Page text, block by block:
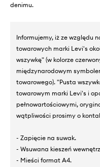
denimu.
Informujemy, iż ze względu
towarowych marki Levi's
wszywkę" (w kolorze
międzynarodowym
towarowego). "Pusta
towarowym marki Levi's i
pełnowartościowymi,
wątpliwości prosimy o
- Zapięcie na suwak.
- Wsuwana kieszeń
- Mieści format A4.